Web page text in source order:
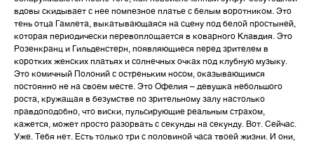
вдовы скидывает с нее помпезное платье с белым воротником. Это
тень отца Гамлета, выкатывающаяся на сцену под белой простыней,
которая периодически перевоплощается в коварного Клавдия. Это
Розенкранц и Гильденстерн, появляющиеся перед зрителем в
коротких женских платьях и солнечных очках под клубную музыку.
Это комичный Полоний с остреньким носом, оказывающимся
постоянно не на своем месте. Это Офелия – девушка небольшого
роста, кружащая в безумстве по зрительному залу настолько
правдоподобно, что виски, пульсирующие реальным страхом,
кажется, может просто разорвать с секунды на секунду. Вот. Сейчас.
Уже. Тебя нет. Есть только три с половиной часа твоей жизни. И они,